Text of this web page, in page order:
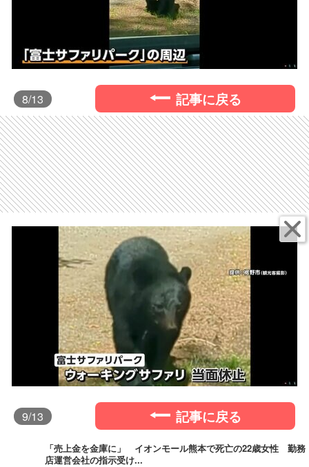
8/13 記事に戻る
9/13 記事に戻る
「売上金を金庫に」 イオンモール熊本で死亡の22歳女性 勤務
店運営会社の指示受け...